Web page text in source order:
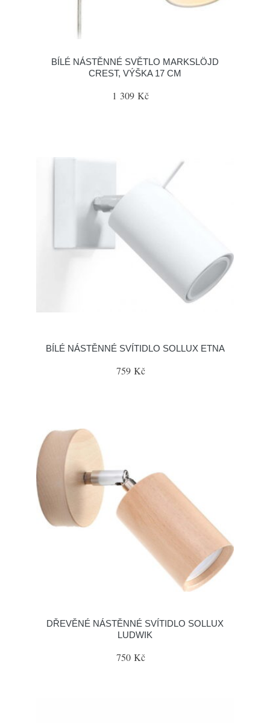
BÍLÉ NÁSTĚNNÉ SVĚTLO MARKSLÖJD
CREST, VÝŠKA 17 CM
1 309 Kč
BÍLÉ NÁSTĚNNÉ SVÍTIDLO SOLLUX ETNA
759 Kč
DŘEVĚNÉ NÁSTĚNNÉ SVÍTIDLO SOLLUX
LUDWIK
750 Kč